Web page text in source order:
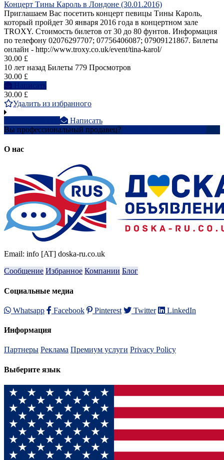
Концерт Тины Кароль в Лондоне (30.01.2016)
Приглашаем Вас посетить концерт певицы Тины Кароль,
который пройдет 30 января 2016 года в концертном зале
TROXY. Стоимость билетов от 30 до 80 фунтов. Информация
по телефону 02076297707; 07756406087; 07909121867. Билеты
онлайн - http://www.troxy.co.uk/event/tina-karol/
30.00 £
10 лет назад Билеты 779 Просмотров
30.00 £
Написать
30.00 £
Удалить из избранного
Написать
Вы профессиональный продавец?
О нас
Email: info [AT] doska-ru.co.uk
Сообщение Избранное Компании Блог
Социальные медиа
Whatsapp Facebook Pinterest Twitter LinkedIn
Информация
Партнеры Реклама Премиум услуги Privacy Policy
Выберите язык